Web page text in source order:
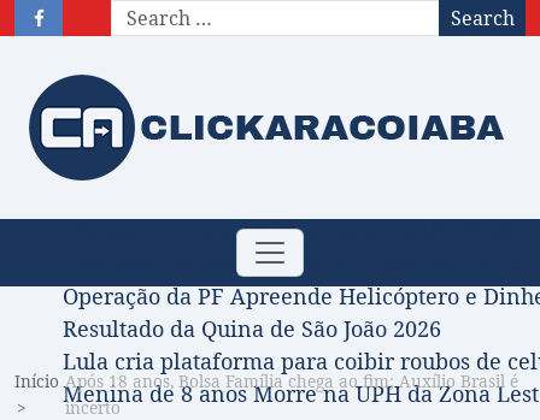
Search
Toggle
navigation
Obituário – Nota de falecimento: 31/07/2026
Comissão Aprova Projeto de Jilmar Tatto
Operação da PF Apreende Helicóptero e
Resultado da Quina de São João 2026
Lula cria plataforma para coibir roubos de
Menina de 8 anos Morre na UPH da Zona
Início Após 18 anos, Bolsa Família chega ao fim; Auxílio Brasil é
incerto